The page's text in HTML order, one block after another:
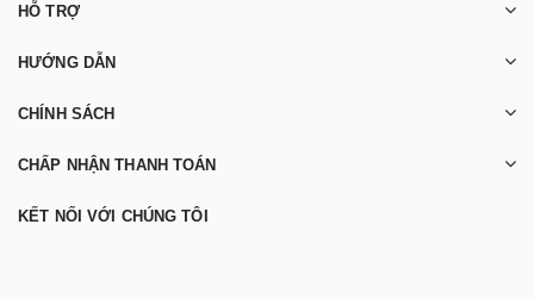
HỖ TRỢ
HƯỚNG DẪN
CHÍNH SÁCH
CHẤP NHẬN THANH TOÁN
KẾT NỐI VỚI CHÚNG TÔI